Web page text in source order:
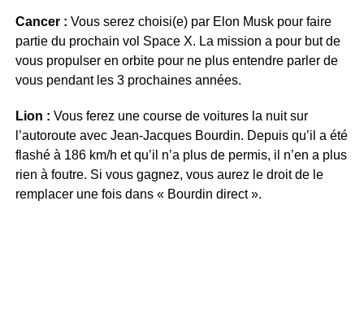
Cancer : Vous serez choisi(e) par Elon Musk pour faire
partie du prochain vol Space X. La mission a pour but de
vous propulser en orbite pour ne plus entendre parler de
vous pendant les 3 prochaines années.
Lion : Vous ferez une course de voitures la nuit sur
l’autoroute avec Jean-Jacques Bourdin. Depuis qu’il a été
flashé à 186 km/h et qu’il n’a plus de permis, il n’en a plus
rien à foutre. Si vous gagnez, vous aurez le droit de le
remplacer une fois dans « Bourdin direct ».